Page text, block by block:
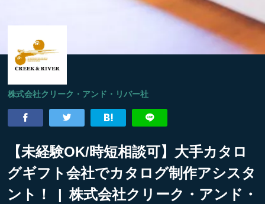
株式会社クリーク・アンド・リバー社
【未経験OK/時短相談可】大手カタロ
グギフト会社でカタログ制作アシスタ
ント！ | 株式会社クリーク・アンド・